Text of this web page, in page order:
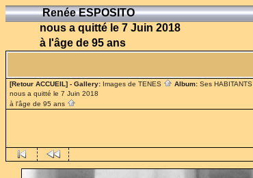
Renée ESPOSITO
nous a quitté le 7 Juin 2018
à l'âge de 95 ans
[Retour ACCUEIL] - Gallery: Images de TENES Album: Ses HABITANTS
nous a quitté le 7 Juin 2018
à l'âge de 95 ans